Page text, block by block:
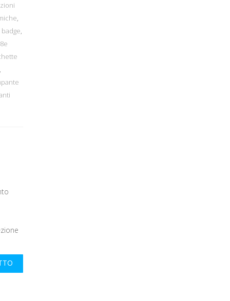
,
,
,